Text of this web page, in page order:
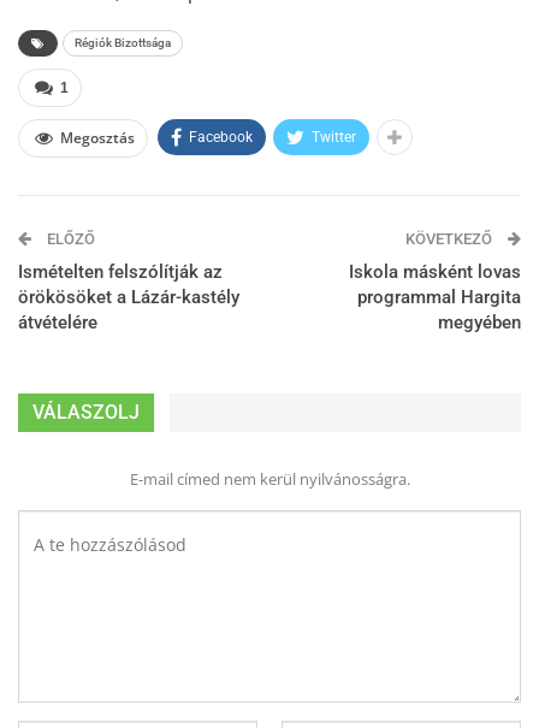
Régiók Bizottsága
1
Megosztás Facebook Twitter
ELŐZŐ
Ismételten felszólítják az
örökösöket a Lázár-kastély
átvételére
KÖVETKEZŐ
Iskola másként lovas
programmal Hargita
megyében
VÁLASZOLJ
E-mail címed nem kerül nyilvánosságra.